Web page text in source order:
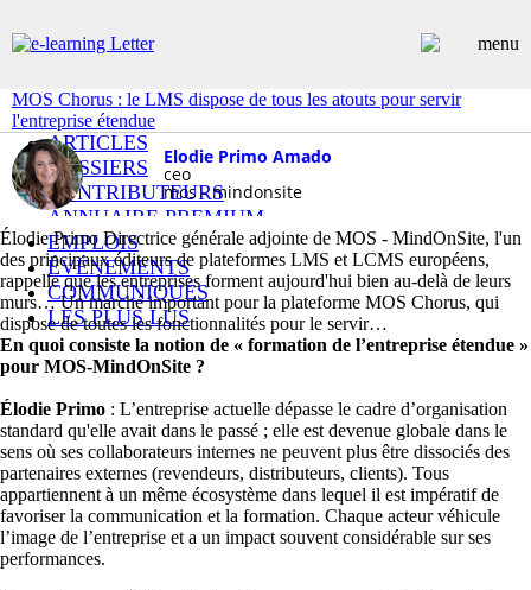
ARTICLES
DOSSIERS
CONTRIBUTEURS
ANNUAIRE PREMIUM
EMPLOIS
ÉVÉNEMENTS
COMMUNIQUÉS
LES PLUS LUS
INSCRIPTION NEWSLETTER
MOS Chorus : le LMS dispose de tous les atouts pour servir
l'entreprise étendue
Elodie Primo Amado
ceo
mos - mindonsite
Élodie Primo Directrice générale adjointe de MOS - MindOnSite, l'un
des principaux éditeurs de plateformes LMS et LCMS européens,
rappelle que les entreprises forment aujourd'hui bien au-delà de leurs
murs… Un marché important pour la plateforme MOS Chorus, qui
dispose de toutes les fonctionnalités pour le servir
En quoi consiste la notion de « formation de l’entreprise étendue »
pour MOS-MindOnSite ?
Élodie Primo : L’entreprise actuelle dépasse le cadre d’organisation
standard qu'elle avait dans le passé ; elle est devenue globale dans le
sens où ses collaborateurs internes ne peuvent plus être dissociés des
partenaires externes (revendeurs, distributeurs, clients). Tous
appartiennent à un même écosystème dans lequel il est impératif de
favoriser la communication et la formation. Chaque acteur véhicule
l’image de l’entreprise et a un impact souvent considérable sur ses
performances.